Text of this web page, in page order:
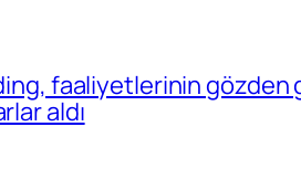
faaliyetlerinin
aldı